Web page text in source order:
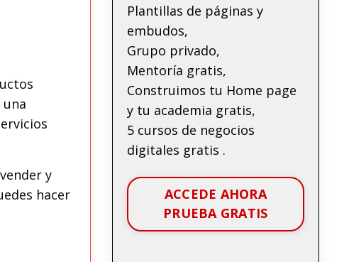
y
hacer
Plantillas de páginas y
embudos,
Grupo privado,
Mentoría gratis,
Construimos tu Home page
y tu academia gratis,
5 cursos de negocios
digitales gratis .
ACCEDE AHORA
PRUEBA GRATIS